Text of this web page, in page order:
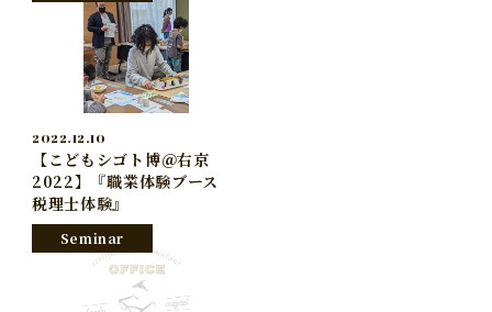
2022.12.10
【こどもシゴト博＠右京
2022】『職業体験ブース
税理士体験』
Seminar